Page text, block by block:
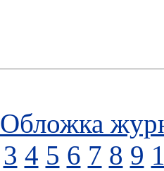
Обложка
3 4 5 6 7 8 9